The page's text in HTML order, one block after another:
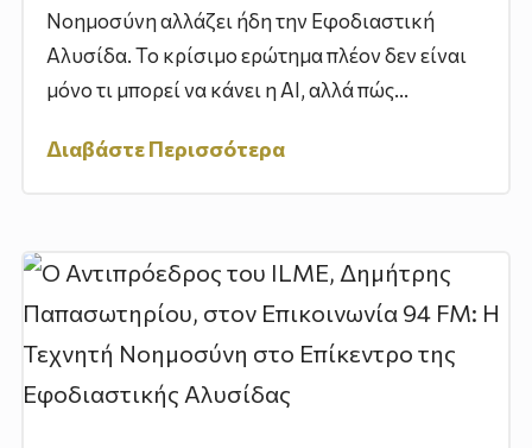
Νοημοσύνη αλλάζει ήδη την Εφοδιαστική
Αλυσίδα. Το κρίσιμο ερώτημα πλέον δεν είναι
μόνο τι μπορεί να κάνει η AI, αλλά πώς...
Διαβάστε Περισσότερα